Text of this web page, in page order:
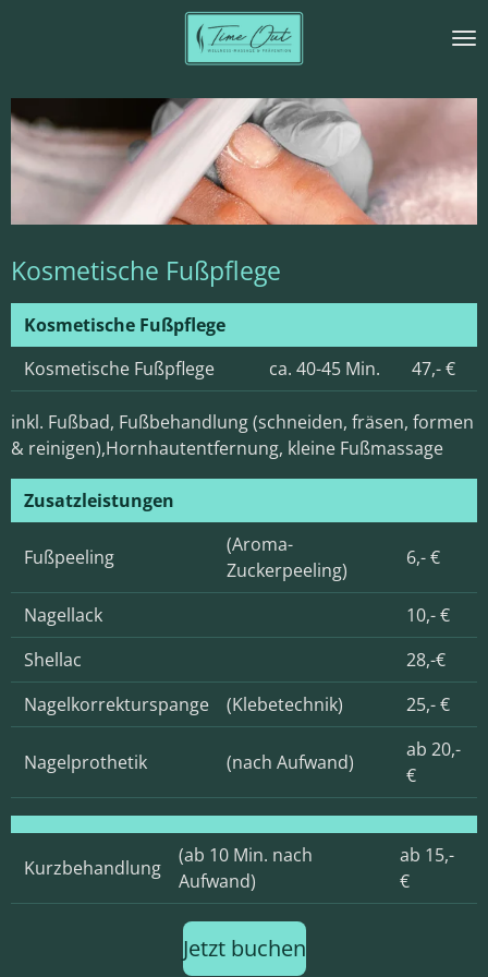
Kosmetische Fußpflege
Kosmetische Fußpflege
Kosmetische Fußpflege
ca. 40-45 Min. 47,- €
inkl. Fußbad, Fußbehandlung (schneiden, fräsen, formen
& reinigen),Hornhautentfernung, kleine Fußmassage
Zusatzleistungen
Fußpeeling
(Aroma-
Zuckerpeeling)
6,- €
Nagellack
10,- €
Shellac
28,-€
Nagelkorrekturspange
(Klebetechnik) 25,- €
Nagelprothetik (nach Aufwand)
ab 20,-
€
Kurzbehandlung
(ab 10 Min. nach
Aufwand)
ab 15,-
€
Jetzt buchen